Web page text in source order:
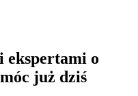
ekspertami o
już dziś